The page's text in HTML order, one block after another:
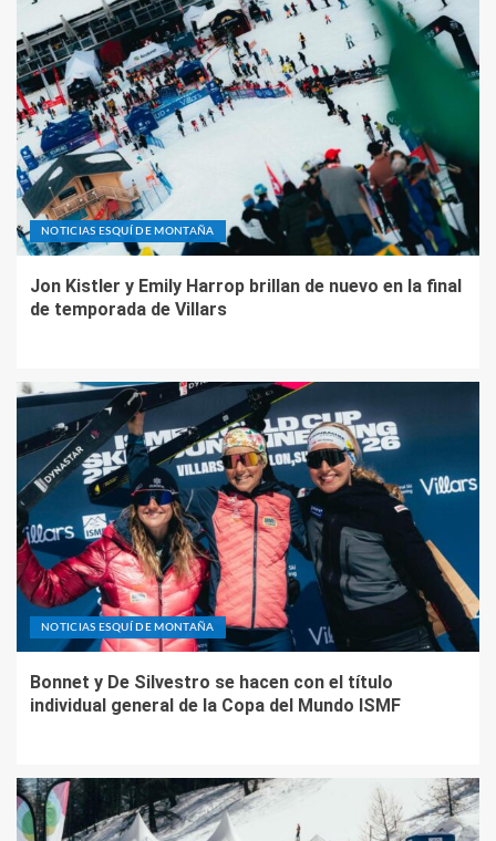
NOTICIAS ESQUÍ DE MONTAÑA
Jon Kistler y Emily Harrop brillan de nuevo en la final
de temporada de Villars
NOTICIAS ESQUÍ DE MONTAÑA
Bonnet y De Silvestro se hacen con el título
individual general de la Copa del Mundo ISMF